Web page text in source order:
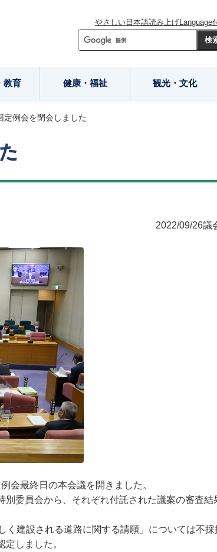
やさしい日本語読み上げLanguage
教育 健康・福祉 観光・文化
定例会を閉会しました
2022/09/26議
会最終日の本会議を開きました。
委員会から、それぞれ付託された議案の審査結
建設される道路に関する請願」については不採
しました。